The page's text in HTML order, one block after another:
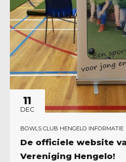
11
DEC
BOWLS CLUB HENGELO INFORMATIE
De officiele website
Vereniging Hengelo!